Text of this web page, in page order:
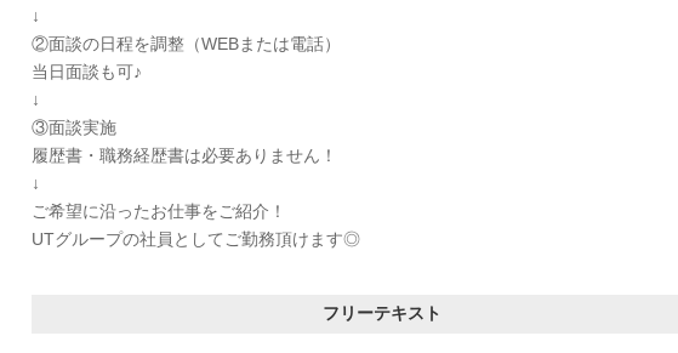
↓
②面談の日程を調整（WEBまたは電話）
当日面談も可♪
↓
③面談実施
履歴書・職務経歴書は必要ありません！
↓
ご希望に沿ったお仕事をご紹介！
UTグループの社員としてご勤務頂けます◎
フリーテキスト